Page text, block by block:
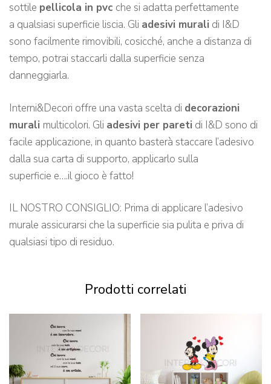
sottile pellicola in pvc che si adatta perfettamente
a qualsiasi superficie liscia. Gli adesivi murali di I&D
sono facilmente rimovibili, cosicché, anche a distanza di
tempo, potrai staccarli dalla superficie senza
danneggiarla.
Interni&Decori offre una vasta scelta di decorazioni
murali multicolori. Gli adesivi per pareti di I&D sono di
facile applicazione, in quanto basterà staccare l’adesivo
dalla sua carta di supporto, applicarlo sulla
superficie e….il gioco è fatto!
IL NOSTRO CONSIGLIO: Prima di applicare l’adesivo
murale assicurarsi che la superficie sia pulita e priva di
qualsiasi tipo di residuo.
Prodotti correlati